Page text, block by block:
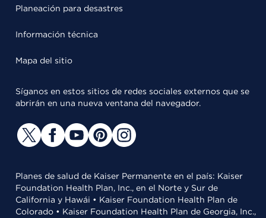
Planeación para desastres
Información técnica
Mapa del sitio
Síganos en estos sitios de redes sociales externos que se
abrirán en una nueva ventana del navegador.
Planes de salud de Kaiser Permanente en el país: Kaiser
Foundation Health Plan, Inc., en el Norte y Sur de
California y Hawái • Kaiser Foundation Health Plan de
Colorado • Kaiser Foundation Health Plan de Georgia, Inc.,